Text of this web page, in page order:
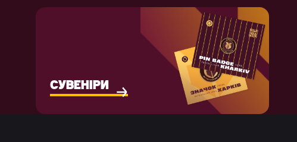
СУВЕНІРИ